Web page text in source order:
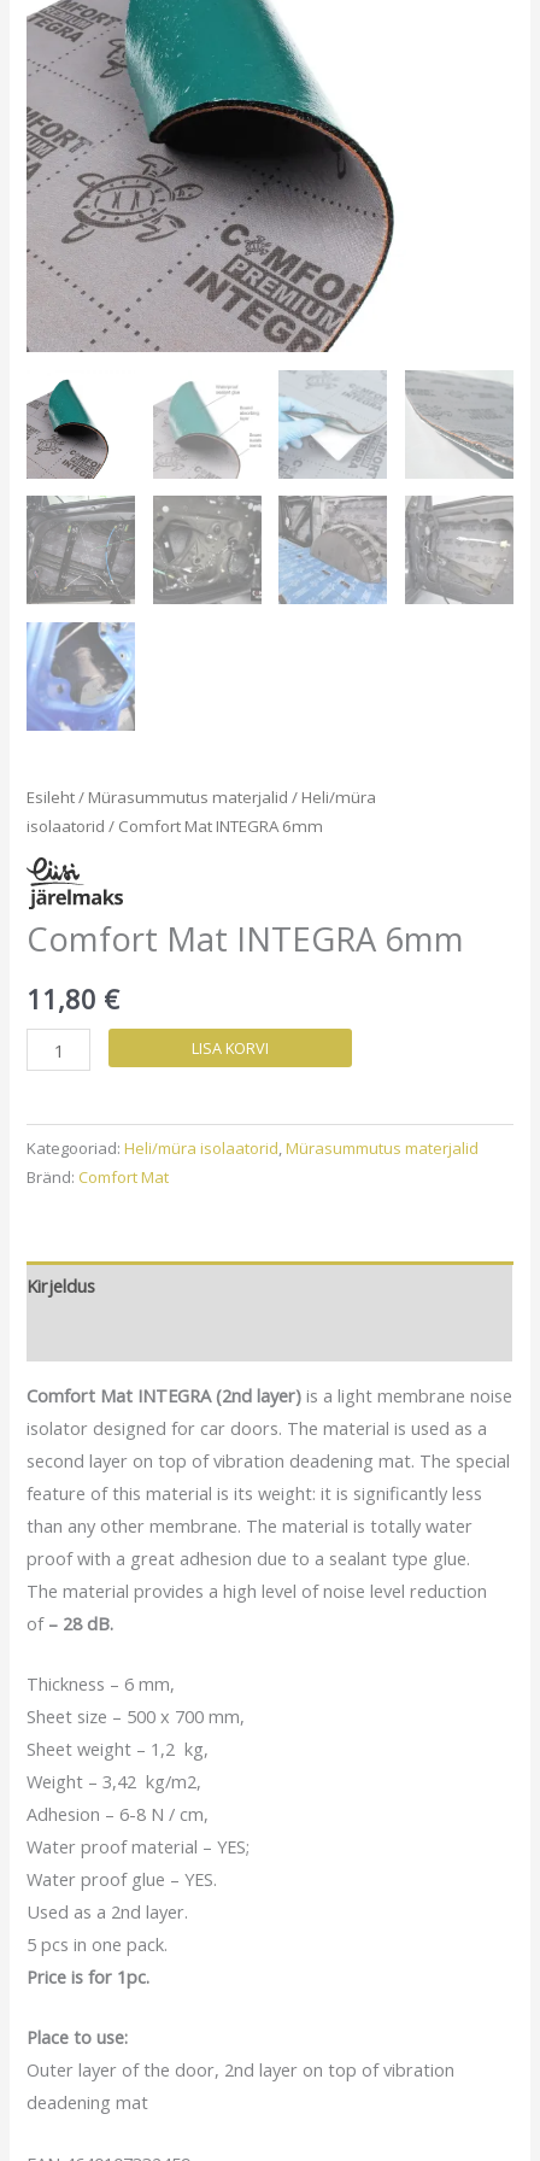
Esileht/ Mürasummutus materjalid / Heli/müra
isolaatorid / Comfort Mat INTEGRA 6mm
Comfort Mat INTEGRA 6mm
11,80 €
Comfort
Mat
6mm
kogus
LISA KORVI
Kategooriad:Heli/müra isolaatorid ,Mürasummutus materjalid
Bränd: Comfort Mat
Kirjeldus
Comfort Mat INTEGRA (2nd layer) is a light membrane noise
isolator designed for car doors. The material is used as a
second layer on top of vibration deadening mat. The special
feature of this material is its weight: it is significantly less
than any other membrane. The material is totally water
proof with a great adhesion due to a sealant type glue.
The material provides a high level of noise level reduction
of – 28 dB.
Thickness – 6 mm,
Sheet size – 500 x 700 mm,
Sheet weight – 1,2 kg,
Weight – 3,42 kg/m2,
Adhesion – 6-8 N / cm,
Water proof material – YES;
Water proof glue – YES.
Used as a 2nd layer.
5 pcs in one pack.
Price is for 1pc.
Place to use:
Outer layer of the door, 2nd layer on top of vibration
deadening mat